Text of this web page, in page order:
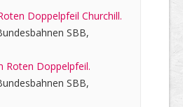
Doppelpfeil Churchill.
SBB,
Roten Doppelpfeil.
SBB,